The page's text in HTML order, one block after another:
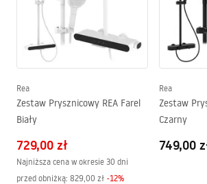
Rea
Zestaw Prysznicowy REA Farel
Biały
729,00 zł
Najniższa cena w okresie 30 dni
przed obniżką: 829,00 zł -12%
Rea
Zestaw
Czarny
749,00